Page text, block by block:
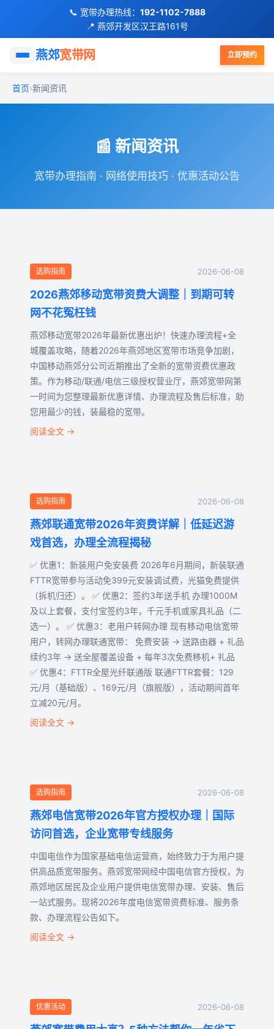
📞 宽带办理热线： 192-1102-7888
📍 燕郊开发区汉王路161号
燕郊宽带网 立即预约
首页
移动宽带
小区覆盖
新闻资讯
常见问题
关于我们
联系我们
首页›新闻资讯
📰 新闻资讯
宽带办理指南 · 网络使用技巧 · 优惠活动公告
选购指南 2026-06-08
2026燕郊移动宽带资费大调整｜到期可转
网不花冤枉钱
燕郊移动宽带2026年最新优惠出炉！快速办理流程+全
城覆盖攻略，随着2026年燕郊地区宽带市场竞争加剧，
中国移动燕郊分公司近期推出了全新的宽带资费优惠政
策。作为移动/联通/电信三级授权营业厅，燕郊宽带网第
一时间为您整理最新优惠详情、办理流程及售后标准，助
您用最少的钱，装最稳的宽带。
阅读全文 →
选购指南 2026-06-08
燕郊联通宽带2026年资费详解｜低延迟游
戏首选，办理全流程揭秘
✅ 优惠1：新装用户免安装费 2026年6月期间，新装联通
FTTR宽带参与活动免399元安装调试费，光猫免费提供
（拆机归还）。 ✅ 优惠2：签约3年送手机 办理1000M
及以上套餐，支付宝签约3年，千元手机或家具礼品（二
选一）。 ✅ 优惠3：老用户转网办理 现有移动电信宽带
用户，转网办理联通宽带： 免费安装 → 送路由器 + 礼品
续约3年 → 送全屋覆盖设备 + 每年3次免费移机+ 礼品
✅ 优惠4：FTTR全屋光纤联通版 联通FTTR套餐：129
元/月（基础版）、169元/月（旗舰版），活动期间首年
立减20元/月。
阅读全文 →
选购指南 2026-06-08
燕郊电信宽带2026年官方授权办理｜国际
访问首选，企业宽带专线服务
中国电信作为国家基础电信运营商，始终致力于为用户提
供高品质宽带服务。燕郊宽带网经中国电信官方授权，为
燕郊地区居民及企业用户提供电信宽带办理、安装、售后
一站式服务。现将2026年度电信宽带资费标准、服务条
款、办理流程公告如下。
阅读全文 →
优惠活动 2026-06-08